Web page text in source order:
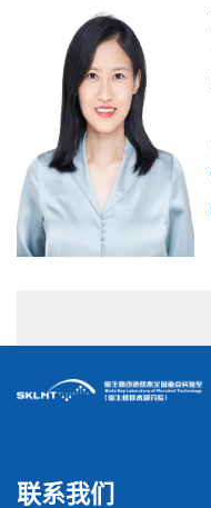
联系我们